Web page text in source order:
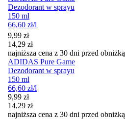
Dezodorant w sprayu
150 ml
66,60 zł/l
Cena promocyjna
9,99 zł
14,29 zł
najniższa cena z 30 dni przed obniżką
ADIDAS Pure Game
Dezodorant w sprayu
150 ml
66,60 zł/l
Cena promocyjna
9,99 zł
14,29 zł
najniższa cena z 30 dni przed obniżką